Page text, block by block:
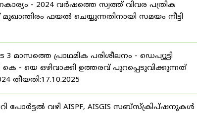
- 2024 വർഷത്തെ സ്വത്ത് വിവര പത്രിക
ഫയൽ ചെയ്യുന്നതിനായി സമയം നീട്ടി
മാസത്തെ പ്രാഥമിക പരിശീലനം - ഡെപ്യൂട്ടി
- യെ ഒഴിവാക്കി ഉത്തരവ് പുറപ്പെടുവിക്കുന്നത്
തീയതി:17.10.2025
പോർട്ടൽ വഴി AISPF, AISGIS സബ്‌സ്‌ക്രിപ്‌ഷനുകൾ